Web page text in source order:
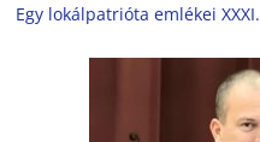
Egy lokálpatrióta emlékei XXXI.